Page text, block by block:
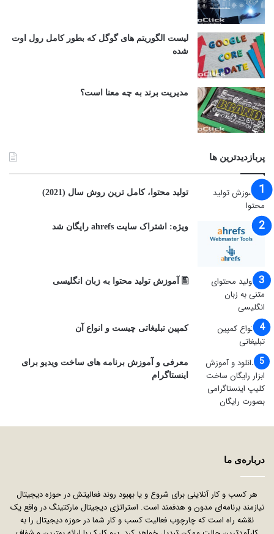
لیست الگوریتم های گوگل که بطور کامل رول اوت
شده
مدیریت برند به چه معنا است؟
پربازدیدترین ها
توليد محتوا، کامل ترین روش سال (2021)
ویژه: اشتراک سایت ahrefs رایگان شد
🖺 آموزش تولید محتوا به زبان انگلیسی
کمپین تبلیغاتی چیست و انواع آن
معرفی و آموزش برنامه های ساخت ویدیو برای
اینستاگرام
درباره‌ی ما
هر کسب و کار آنلاینی برای شروع و یا بهبود روند فعالیتش در حوزه دیجیتال
نیازمند برنامه‌ای مدون و هدفمند است. استراتژی دیجیتال مارکتینگ در واقع یک
نقشه راه است که چارچوب فعالیت کسب و کار شما در حوزه دیجیتال را به